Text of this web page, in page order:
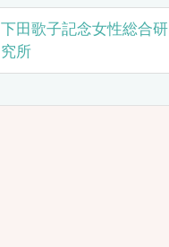
下田歌子記念女性総合研
究所